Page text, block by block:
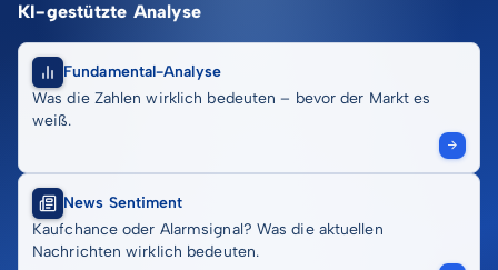
KI-gestützte Analyse
Fundamental-Analyse
Was die Zahlen wirklich bedeuten – bevor der Markt es
weiß.
News Sentiment
Kaufchance oder Alarmsignal? Was die aktuellen
Nachrichten wirklich bedeuten.